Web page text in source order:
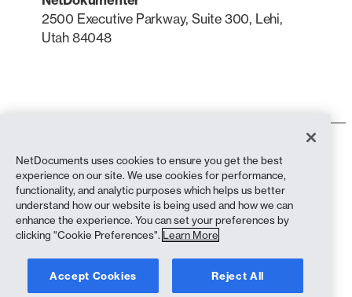
2500 Executive Parkway, Suite 300, Lehi,
Utah 84048
Personvernerklæring
Personvernerklæring (innbyggere i California)
Anti-slaveri-erklæring
Informasjonskapsler
Samsvar
Opphavsrett © 2026 NetDocuments Software, Inc. Alle rettigheter
NetDocuments uses cookies to ensure you get the best
experience on our site. We use cookies for performance,
functionality, and analytic purposes which helps us better
understand how our website is being used and how we can
enhance the experience. You can set your preferences by
clicking "Cookie Preferences". Learn More
Accept Cookies Reject All